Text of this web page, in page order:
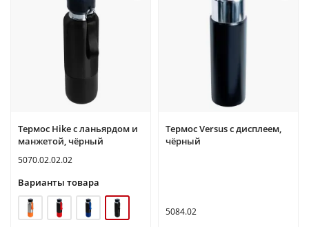
Термос Hike c ланьярдом и
манжетой, чёрный
5070.02.02.02
Варианты товара
Термос Versus с дисплеем,
чёрный
5084.02